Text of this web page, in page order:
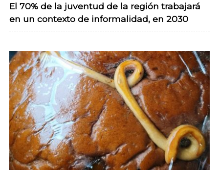
El 70% de la juventud de la región trabajará
en un contexto de informalidad, en 2030